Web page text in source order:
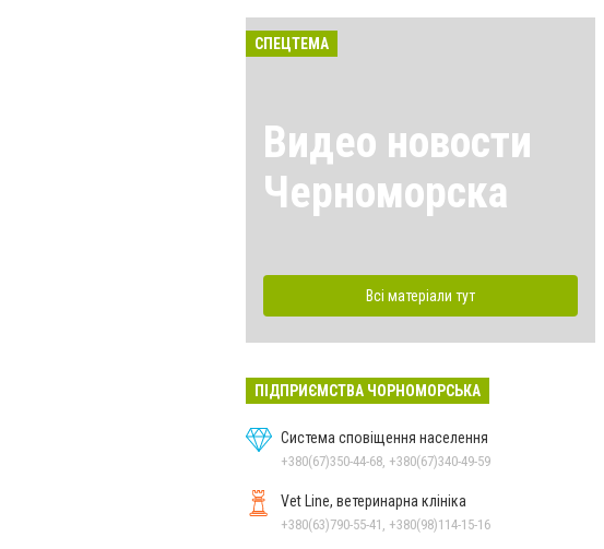
СПЕЦТЕМА
Видео новости
Черноморска
Всі матеріали тут
ПІДПРИЄМСТВА ЧОРНОМОРСЬКА
Система сповіщення населення
+380(67)350-44-68, +380(67)340-49-59
Vet Line, ветеринарна клініка
+380(63)790-55-41, +380(98)114-15-16